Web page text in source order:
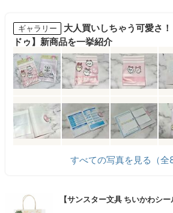
ギャラリー
大人買いしちゃう可愛さ
ドゥ】新商品を一挙紹介
すべての写真を見る（全
【サンスター文具 ちいかわシ